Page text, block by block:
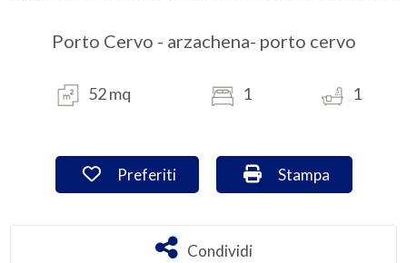
Porto Cervo - arzachena- porto cervo
52 mq 1 1
Preferiti: Cod. VA/2955
Preferiti Stampa: Cod. VA/
Stampa
Condividi
Condividi
Commerciali